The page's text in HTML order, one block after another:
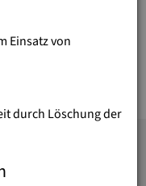
Einsatz von
durch Löschung der